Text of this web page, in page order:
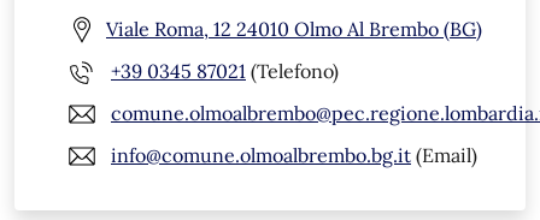
Viale Roma, 12 24010 Olmo Al Brembo (BG)
+39 0345 87021 (Telefono)
info@comune.olmoalbrembo.bg.it (Email)